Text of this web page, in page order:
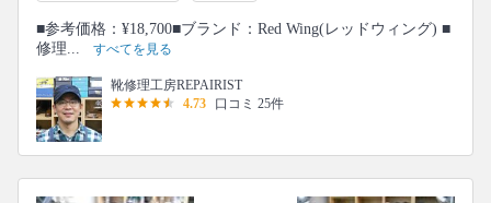
■参考価格：¥18,700■ブランド：Red Wing(レッドウィング) ■
修理...
すべてを見る
靴修理工房REPAIRIST
4.73
口コミ 25件